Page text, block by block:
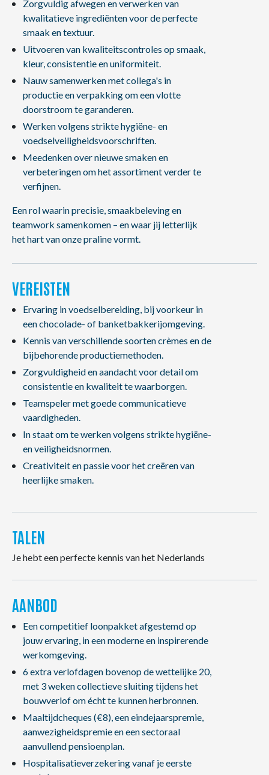
Zorgvuldig afwegen en verwerken van
kwalitatieve ingrediënten voor de perfecte
smaak en textuur.
Uitvoeren van kwaliteitscontroles op smaak,
kleur, consistentie en uniformiteit.
Nauw samenwerken met collega's in
productie en verpakking om een vlotte
doorstroom te garanderen.
Werken volgens strikte hygiëne- en
voedselveiligheidsvoorschriften.
Meedenken over nieuwe smaken en
verbeteringen om het assortiment verder te
verfijnen.
Een rol waarin precisie, smaakbeleving en
teamwork samenkomen – en waar jij letterlijk
het hart van onze praline vormt.
VEREISTEN
Ervaring in voedselbereiding, bij voorkeur in
een chocolade- of banketbakkerijomgeving.
Kennis van verschillende soorten crèmes en de
bijbehorende productiemethoden.
Zorgvuldigheid en aandacht voor detail om
consistentie en kwaliteit te waarborgen.
Teamspeler met goede communicatieve
vaardigheden.
In staat om te werken volgens strikte hygiëne-
en veiligheidsnormen.
Creativiteit en passie voor het creëren van
heerlijke smaken.
TALEN
Je hebt een perfecte kennis van het Nederlands
AANBOD
Een competitief loonpakket afgestemd op
jouw ervaring, in een moderne en inspirerende
werkomgeving.
6 extra verlofdagen bovenop de wettelijke 20,
met 3 weken collectieve sluiting tijdens het
bouwverlof om écht te kunnen herbronnen.
Maaltijdcheques (€8), een eindejaarspremie,
aanwezigheidspremie en een sectoraal
aanvullend pensioenplan.
Hospitalisatieverzekering vanaf je eerste